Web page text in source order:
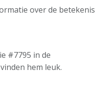
over de betekenis
#7795 in de
hem leuk.